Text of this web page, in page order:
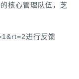
核心管理队伍，芝
进行反馈